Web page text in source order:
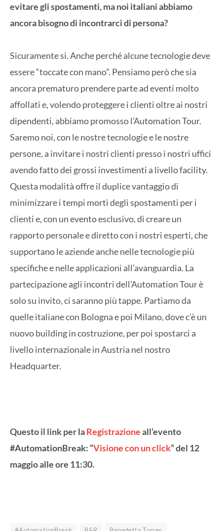
evitare gli spostamenti, ma noi italiani abbiamo
ancora bisogno di incontrarci di persona?
Sicuramente si. Anche perché alcune tecnologie deve
essere “toccate con mano”. Pensiamo però che sia
ancora prematuro prendere parte ad eventi molto
affollati e, volendo proteggere i clienti oltre ai nostri
dipendenti, abbiamo promosso l’Automation Tour.
Saremo noi, con le nostre tecnologie e le nostre
persone, a invitare i nostri clienti presso i nostri uffici
avendo fatto dei grossi investimenti a livello facility.
Questa modalità offre il duplice vantaggio di
minimizzare i tempi morti degli spostamenti per i
clienti e, con un evento esclusivo, di creare un
rapporto personale e diretto con i nostri esperti, che
supportano le aziende anche nelle tecnologie più
specifiche e nelle applicazioni all’avanguardia. La
partecipazione agli incontri dell’Automation Tour è
solo su invito, ci saranno più tappe. Partiamo da
quelle italiane con Bologna e poi Milano, dove c’è un
nuovo building in costruzione, per poi spostarci a
livello internazionale in Austria nel nostro
Headquarter.
Questo il link per laRegistrazioneall’evento
#AutomationBreak: “Visione con un click” del 12
maggio alle ore 11:30.